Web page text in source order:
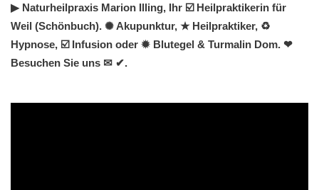
▶︎ Naturheilpraxis Marion Illing, Ihr ☑️ Heilpraktikerin für
Weil (Schönbuch). ✺ Akupunktur, ★ Heilpraktiker, ♻
Hypnose, ☑️ Infusion oder ✹ Blutegel & Turmalin Dom. ❤
Besuchen Sie uns ✉ ✔.